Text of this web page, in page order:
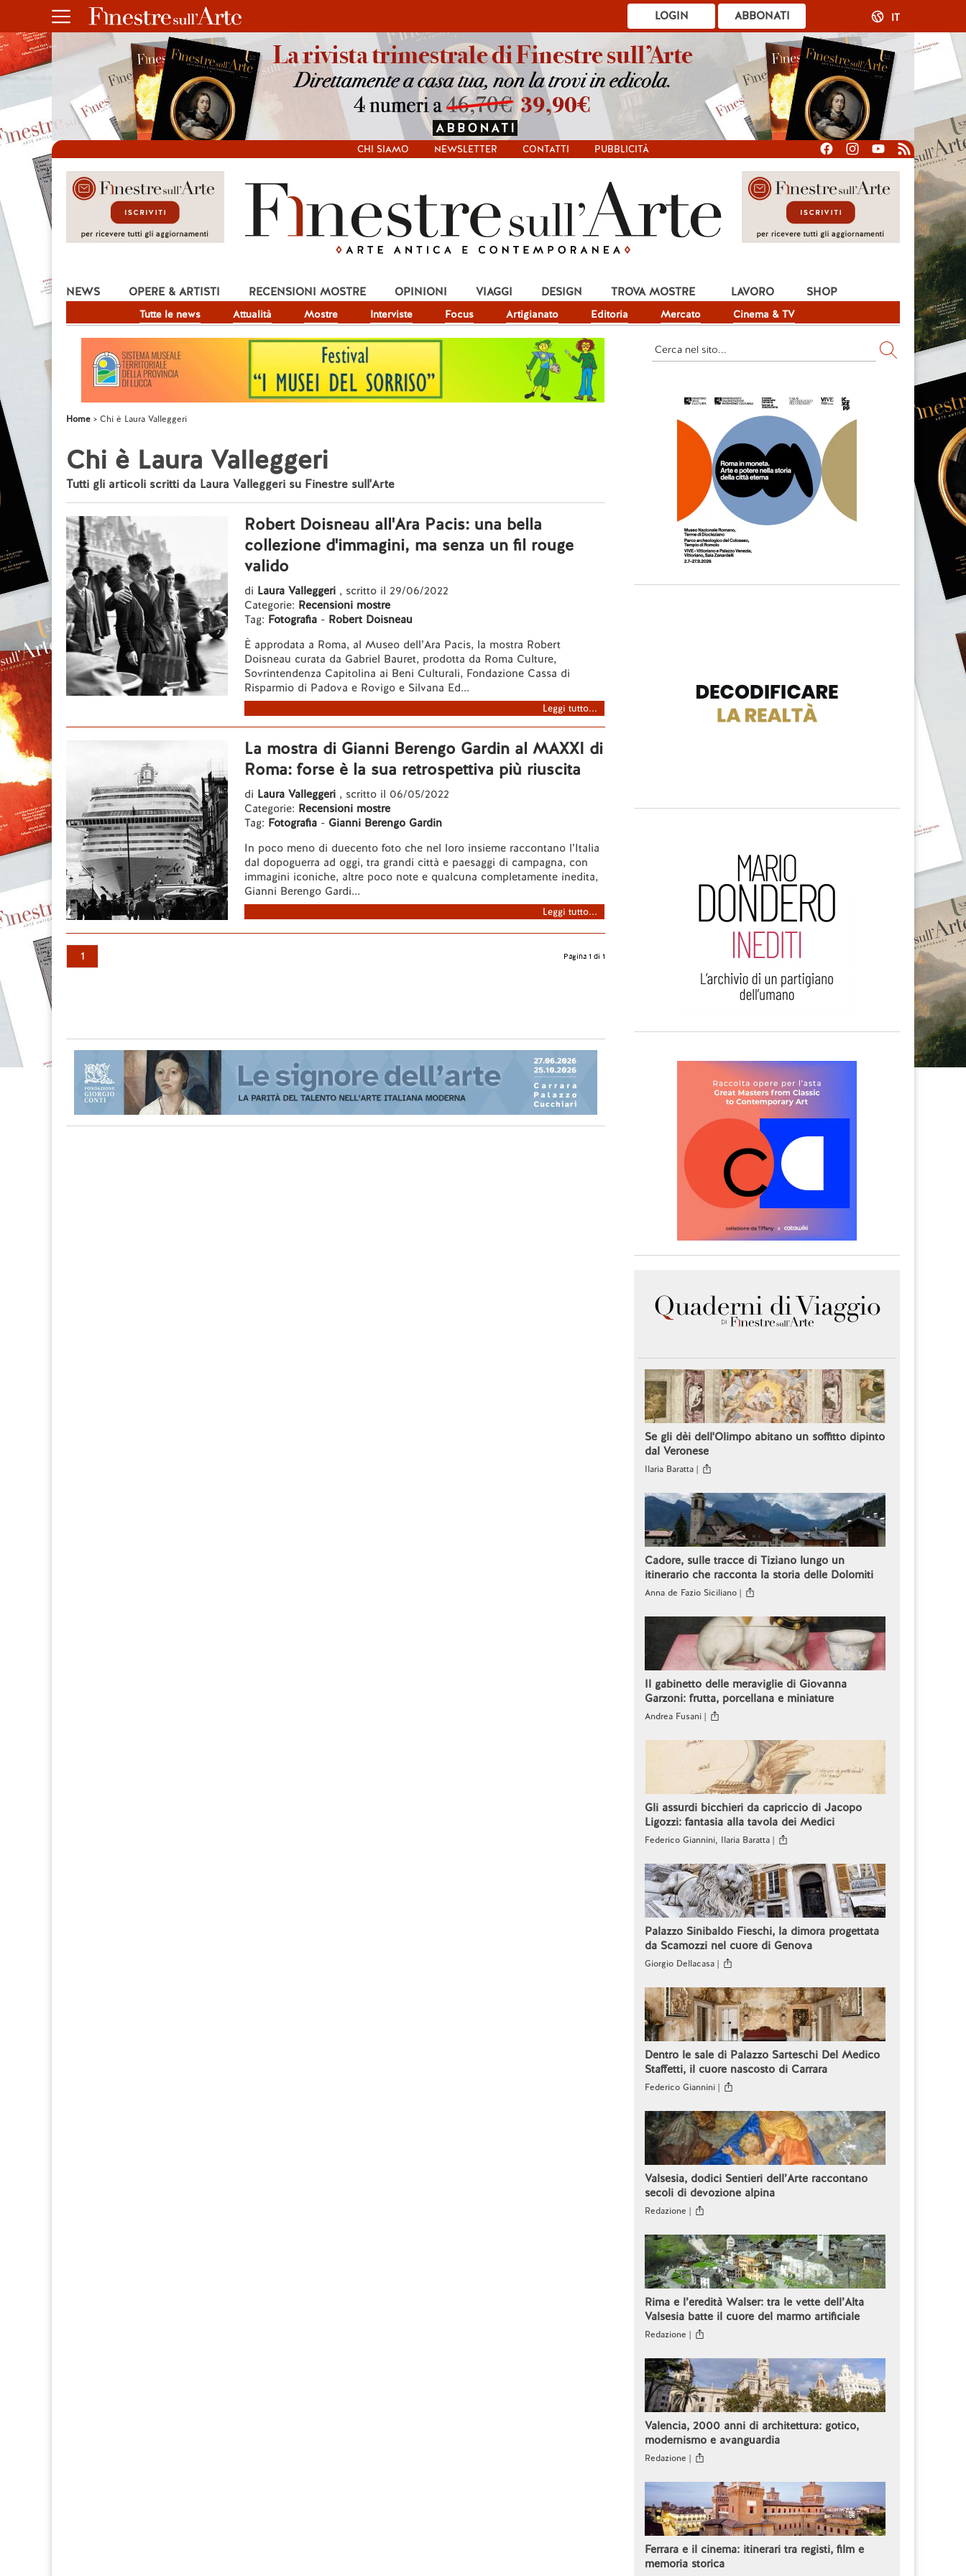
ABBONATI
LOGIN IT
CHI SIAMO NEWSLETTER CONTATTI PUBBLICITÀ
NEWS
Tutte le news Attualità Mostre Interviste Focus Artigianato Editoria Mercato Cinema & TV
OPERE & ARTISTI RECENSIONI MOSTRE OPINIONI VIAGGI DESIGN TROVA MOSTRE LAVORO SHOP
Home Chi è Laura Valleggeri
Chi è Laura Valleggeri
Tutti gli articoli scritti da Laura Valleggeri su Finestre sull'Arte
Robert Doisneau all'Ara Pacis: una bella
collezione d'immagini, ma senza un fil rouge
valido
di Laura Valleggeri , scritto il 29/06/2022
Categorie: Recensioni mostre
Tag: Fotografia - Robert Doisneau
È approdata a Roma, al Museo dell’Ara Pacis, la mostra Robert
Doisneau curata da Gabriel Bauret, prodotta da Roma Culture,
Sovrintendenza Capitolina ai Beni Culturali, Fondazione Cassa di
Risparmio di Padova e Rovigo e Silvana Ed...
Leggi tutto...
La mostra di Gianni Berengo Gardin al MAXXI di
Roma: forse è la sua retrospettiva più riuscita
di Laura Valleggeri , scritto il 06/05/2022
Categorie: Recensioni mostre
Tag: Fotografia - Gianni Berengo Gardin
In poco meno di duecento foto che nel loro insieme raccontano l’Italia
dal dopoguerra ad oggi, tra grandi città e paesaggi di campagna, con
immagini iconiche, altre poco note e qualcuna completamente inedita,
Gianni Berengo Gardi...
Leggi tutto...
1 Pagina 1 di 1
Se gli dèi dell'Olimpo abitano un soffitto dipinto
dal Veronese
Ilaria Baratta |
Cadore, sulle tracce di Tiziano lungo un
itinerario che racconta la storia delle Dolomiti
Anna de Fazio Siciliano |
Il gabinetto delle meraviglie di Giovanna
Garzoni: frutta, porcellana e miniature
Andrea Fusani |
Gli assurdi bicchieri da capriccio di Jacopo
Ligozzi: fantasia alla tavola dei Medici
Federico Giannini, Ilaria Baratta |
Palazzo Sinibaldo Fieschi, la dimora progettata
da Scamozzi nel cuore di Genova
Giorgio Dellacasa |
Dentro le sale di Palazzo Sarteschi Del Medico
Staffetti, il cuore nascosto di Carrara
Federico Giannini |
Valsesia, dodici Sentieri dell’Arte raccontano
secoli di devozione alpina
Redazione |
Rima e l’eredità Walser: tra le vette dell’Alta
Valsesia batte il cuore del marmo artificiale
Redazione |
Valencia, 2000 anni di architettura: gotico,
modernismo e avanguardia
Redazione |
Ferrara e il cinema: itinerari tra registi, film e
memoria storica